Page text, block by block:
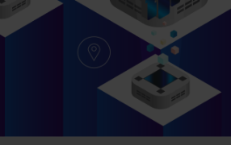
線上課程專區
Etching)
離子佈植(Ion
快速升溫處理
晶圓噴灑處理
Spray Treatment)
Dimension Measure)
薄膜量測
Measure)
關鍵模組/設備
智慧醫療
智慧檢測設備與
顯示/光電設備
離子佈植(Ion
濕式批次處理
曝光尺寸量測
Dimension
AI輔助軟體/系